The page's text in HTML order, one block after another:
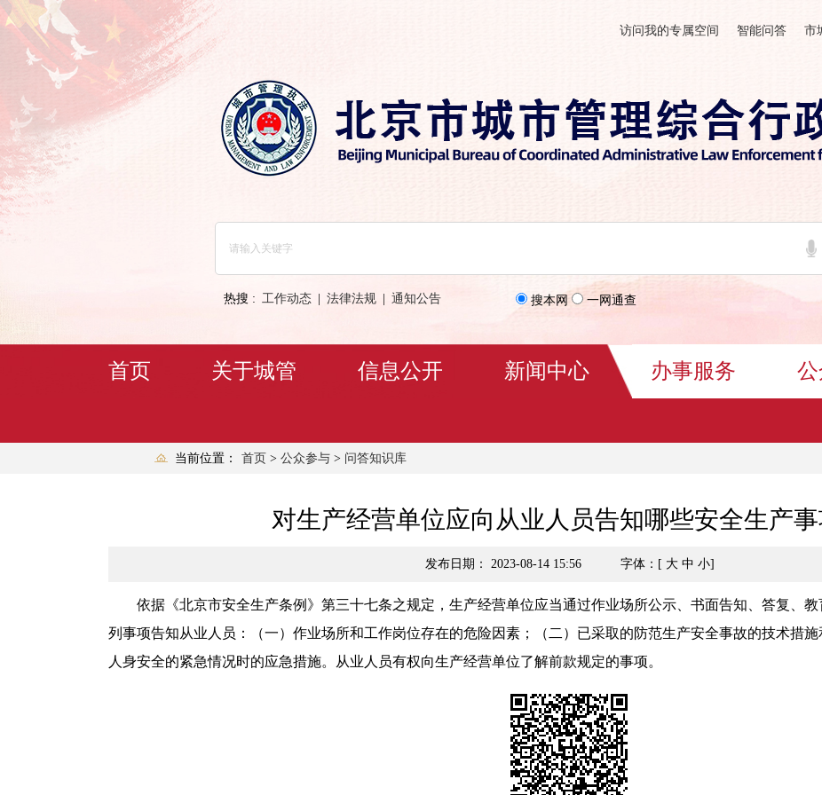
访问我的专属空间 智能问答 市
搜本网 一网通查
热搜 : 工作动态 法律法规 通知公告
首页 关于城管 信息公开 新闻中心 办事服务
当前位置： 首页 > 公众参与 > 问答知识库
对生产经营单位应向从业人员告知哪些安全生产事
发布日期： 2023-08-14 15:56 字体：[ 大 中 小]
依据《北京市安全生产条例》第三十七条之规定，生产经营单位应当通过作业场所公示、书面告知、答复、
列事项告知从业人员：（一）作业场所和工作岗位存在的危险因素；（二）已采取的防范生产安全事故的技术措
人身安全的紧急情况时的应急措施。从业人员有权向生产经营单位了解前款规定的事项。